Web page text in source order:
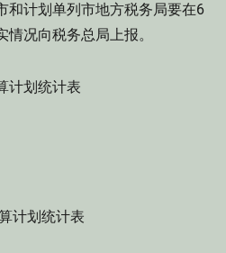
计划单列市地方税务局要在6
况向税务总局上报。
划统计表
算计划统计表